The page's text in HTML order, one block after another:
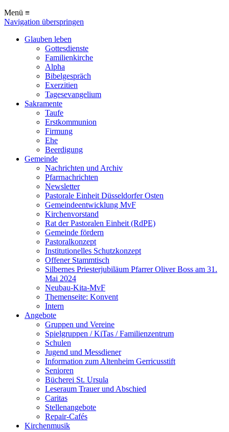
Menü ≡
Navigation überspringen
Glauben leben
Gottesdienste
Familienkirche
Alpha
Bibelgespräch
Exerzitien
Tagesevangelium
Sakramente
Taufe
Erstkommunion
Firmung
Ehe
Beerdigung
Gemeinde
Nachrichten und Archiv
Pfarrnachrichten
Newsletter
Pastorale Einheit Düsseldorfer Osten
Gemeindeentwicklung MvF
Kirchenvorstand
Rat der Pastoralen Einheit (RdPE)
Gemeinde fördern
Pastoralkonzept
Institutionelles Schutzkonzept
Offener Stammtisch
Silbernes Priesterjubiläum Pfarrer Oliver Boss am 31.
Mai 2024
Neubau-Kita-MvF
Themenseite: Konvent
Intern
Angebote
Gruppen und Vereine
Spielgruppen / KiTas / Familienzentrum
Schulen
Jugend und Messdiener
Information zum Altenheim Gerricusstift
Senioren
Bücherei St. Ursula
Leseraum Trauer und Abschied
Caritas
Stellenangebote
Repair-Cafés
Kirchenmusik